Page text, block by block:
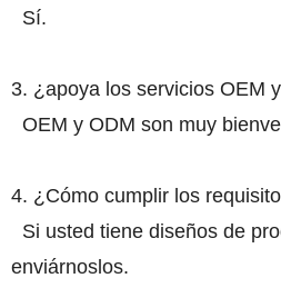
Sí.
3. ¿apoya los servicios OEM
OEM y ODM son muy
4. ¿Cómo cumplir los
Si usted tiene diseños de
enviárnoslos.